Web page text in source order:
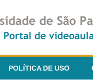
POLÍTICA DE USO